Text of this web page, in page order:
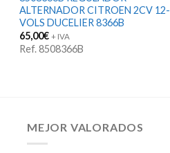
ALTERNADOR CITROEN 2CV 12-
VOLS DUCELIER 8366B
65,00€ + IVA
Ref. 8508366B
MEJOR VALORADOS